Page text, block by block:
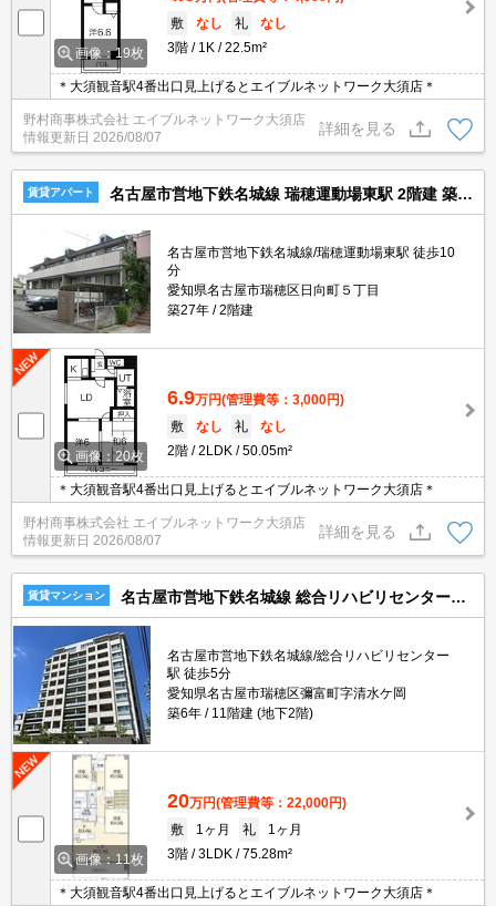
画像：19枚
敷
なし 礼
なし
3階
1K 22.5m²
＊大須観音駅4番出口見上げるとエイブルネットワーク大須店＊
野村商事株式会社 エイブルネットワーク大須店
情報更新日 2026/08/07
詳細を見る
賃貸アパート 名古屋市営地下鉄名城線 瑞穂運動場東駅 2階建 築27年
名古屋市営地下鉄名城線/瑞穂運動場東駅 徒歩10
分
愛知県名古屋市瑞穂区日向町５丁目
築27年
2階建
画像：20枚
6.9万円(管理費等：3,000円)
敷
なし 礼
なし
2階
2LDK 50.05m²
＊大須観音駅4番出口見上げるとエイブルネットワーク大須店＊
野村商事株式会社 エイブルネットワーク大須店
情報更新日 2026/08/07
詳細を見る
賃貸マンション 名古屋市営地下鉄名城線 総合リハビリセンター駅 11階建 築6年
名古屋市営地下鉄名城線/総合リハビリセンター
駅 徒歩5分
愛知県名古屋市瑞穂区彌富町字清水ケ岡
築6年
11階建 (地下2階)
画像：11枚
20万円(管理費等：22,000円)
敷
1ヶ月 礼
1ヶ月
3階
3LDK 75.28m²
＊大須観音駅4番出口見上げるとエイブルネットワーク大須店＊